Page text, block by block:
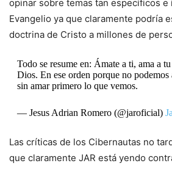
opinar sobre temas tan específicos e
Evangelio ya que claramente podría
doctrina de Cristo a millones de
Todo se resume en: Ámate a ti, ama a
Dios. En ese orden porque no
sin amar primero lo que vemos.
— Jesus Adrian Romero (@jaroficial)
Las críticas de los Cibernautas no
que claramente JAR está yendo